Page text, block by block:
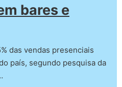
bares e
das vendas presenciais
país, segundo pesquisa da